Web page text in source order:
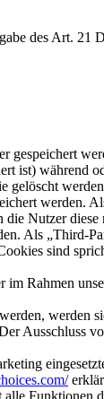
des Art.
ist) während
gelöscht
werden.
Nutzer
Als „Third-
sind
Rahmen
werden
Ausschluss
Funktionen